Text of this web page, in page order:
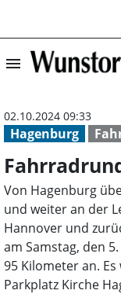
menu
Hagenburg
02.10.2024 09:33
Von Hagenburg
und weiter an der
Hannover und
am Samstag, den
95 Kilometer an.
Parkplatz Kirche